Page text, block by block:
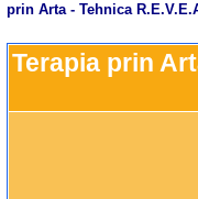
prin Arta - Tehnica
Terapia prin